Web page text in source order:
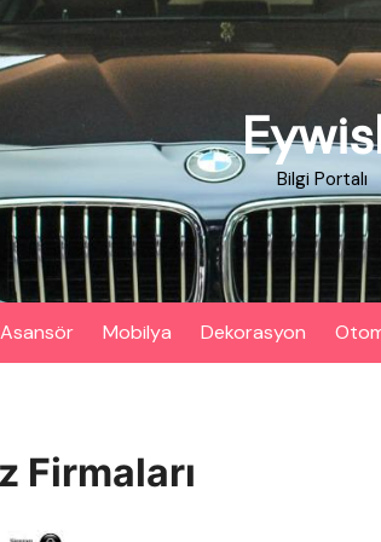
Bilgi Portalı
Asansör Mobilya Dekorasyon
Firmaları